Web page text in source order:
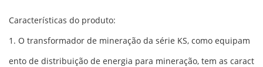
Características do produto:
1. O transformador de mineração da série KS, como equipam
ento de distribuição de energia para mineração, tem as caract